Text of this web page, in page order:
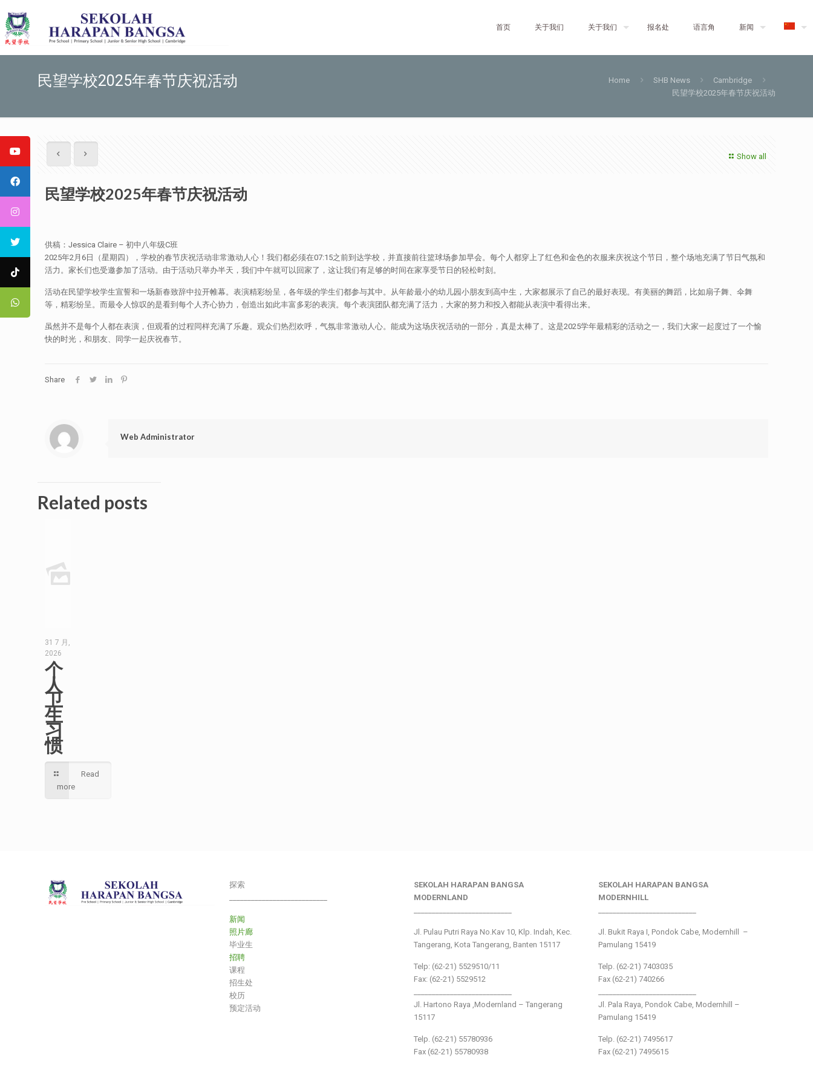
首页 关于我们 关于我们 报名处 语言角 新闻
民望学校2025年春节庆祝活动 Home SHB News
Cambridge
民望学校2025年春节庆祝活动
Show all
民望学校2025年春节庆祝活动
供稿：Jessica Claire – 初中八年级C班
2025年2月6日（星期四），学校的春节庆祝活动非常激动人心！我们都必须在07:15之前到达学校，并直接前往篮球场参加早会。每个人都穿上了红色和金色的衣服来庆祝这个节日，整个场地充满了节日气氛和
活力。家长们也受邀参加了活动。由于活动只举办半天，我们中午就可以回家了，这让我们有足够的时间在家享受节日的轻松时刻。
活动在民望学校学生宣誓和一场新春致辞中拉开帷幕。表演精彩纷呈，各年级的学生们都参与其中。从年龄最小的幼儿园小朋友到高中生，大家都展示了自己的最好表现。有美丽的舞蹈，比如扇子舞、伞舞
等，精彩纷呈。而最令人惊叹的是看到每个人齐心协力，创造出如此丰富多彩的表演。每个表演团队都充满了活力，大家的努力和投入都能从表演中看得出来。
虽然并不是每个人都在表演，但观看的过程同样充满了乐趣。观众们热烈欢呼，气氛非常激动人心。能成为这场庆祝活动的一部分，真是太棒了。这是2025学年最精彩的活动之一，我们大家一起度过了一个愉
快的时光，和朋友、同学一起庆祝春节。
Share
Web Administrator
Related posts
31 7 月,
2026
个
人
卫
生
习
惯
Read
more
探索
新闻
照片廊
毕业生
招聘
课程
招生处
校历
预定活动
SEKOLAH HARAPAN BANGSA
MODERNLAND
Jl. Pulau Putri Raya No.Kav 10, Klp. Indah, Kec.
Tangerang, Kota Tangerang, Banten 15117
Telp: (62-21) 5529510/11
Fax: (62-21) 5529512
Jl. Hartono Raya ,Modernland – Tangerang
15117
Telp. (62-21) 55780936
Fax (62-21) 55780938
SEKOLAH HARAPAN BANGSA
MODERNHILL
Jl. Bukit Raya I, Pondok Cabe, Modernhill –
Pamulang 15419
Telp. (62-21) 7403035
Fax (62-21) 740266
Jl. Pala Raya, Pondok Cabe, Modernhill –
Pamulang 15419
Telp. (62-21) 7495617
Fax (62-21) 7495615